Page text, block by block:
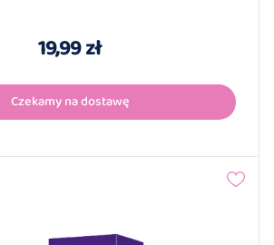
19,99 zł
Czekamy na dostawę